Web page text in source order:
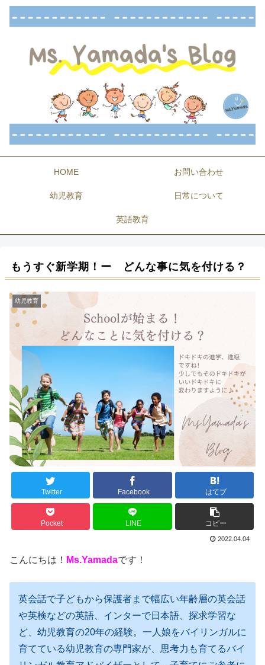
HOME お問い合わせ
幼児教育 日常について
英語教育
もうすぐ新学期！ー どんな事に気を付ける？
幼児教育
Twitter Facebook はてブ
Pocket LINE コピー
2022.04.04
こんにちは！ Ms.Yamadaです！
英会話で子どもから保護者まで幅広い年齢層の英会話
や英検などの英語、インターで日本語、探求学習な
ど、幼児教育の20年の経験。 一人娘をバイリンガルに
育てている幼児教育の専門家が、思考力も育てるバイ